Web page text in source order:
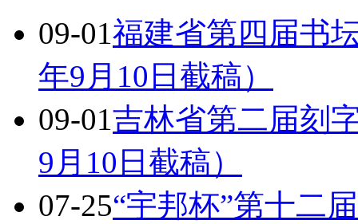
09-01福建省第四届书
年9月10日截稿）
09-01吉林省第二届刻
9月10日截稿）
07-25“宇邦杯”第十二